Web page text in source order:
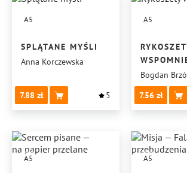
A5
SPLĄTANE MYŚLI
Anna Korczewska
7.88 5
A5
Bogdan
7.56
A5 A5